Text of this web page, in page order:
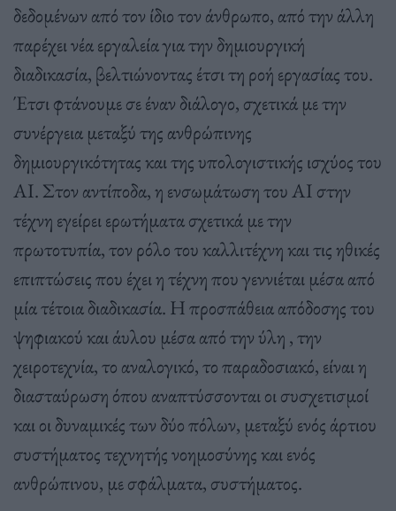
δεδομένων από τον ίδιο τον άνθρωπο, από την άλλη
παρέχει νέα εργαλεία για την δημιουργική
διαδικασία, βελτιώνοντας έτσι τη ροή εργασίας του.
Έτσι φτάνουμε σε έναν διάλογο, σχετικά με την
συνέργεια μεταξύ της ανθρώπινης
δημιουργικότητας και της υπολογιστικής ισχύος του
ΑΙ. Στον αντίποδα, η ενσωμάτωση του ΑΙ στην
τέχνη εγείρει ερωτήματα σχετικά με την
πρωτοτυπία, τον ρόλο του καλλιτέχνη και τις ηθικές
επιπτώσεις που έχει η τέχνη που γεννιέται μέσα από
μία τέτοια διαδικασία. Η προσπάθεια απόδοσης του
ψηφιακού και άυλου μέσα από την ύλη , την
χειροτεχνία, το αναλογικό, το παραδοσιακό, είναι η
διασταύρωση όπου αναπτύσσονται οι συσχετισμοί
και οι δυναμικές των δύο πόλων, μεταξύ ενός άρτιου
συστήματος τεχνητής νοημοσύνης και ενός
ανθρώπινου, με σφάλματα, συστήματος.